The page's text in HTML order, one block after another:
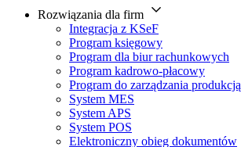
Rozwiązania dla firm
Integracja z KSeF
Program księgowy
Program dla biur rachunkowych
Program kadrowo-płacowy
Program do zarządzania produkcją
System MES
System APS
System POS
Elektroniczny obieg dokumentów